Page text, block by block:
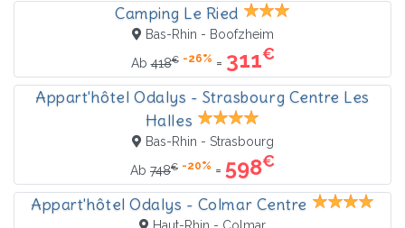
Camping Le Ried
Bas-Rhin - Boofzheim
Ab418€ -26% = 311€
Appart'hôtel Odalys - Strasbourg Centre Les
Halles
Bas-Rhin - Strasbourg
Ab 748€ -20% = 598€
Appart'hôtel Odalys - Colmar Centre